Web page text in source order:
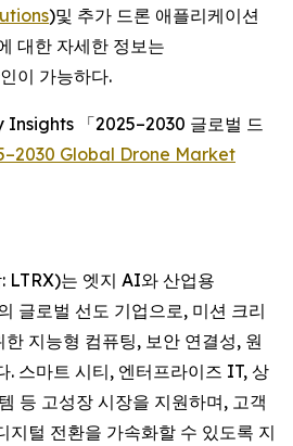
)및 추가 드론 애플리케이션
대한 자세한 정보는
이 가능하다.
「2025–2030 글로벌 드
Global Drone Market
는 엣지 AI와 산업용
글로벌 선도 기업으로, 미션 크리
지능형 컴퓨팅, 보안 연결성, 원
. 스마트 시티, 엔터프라이즈 IT, 상
등 고성장 시장을 지원하며, 고객
지털 전환을 가속화할 수 있도록 지